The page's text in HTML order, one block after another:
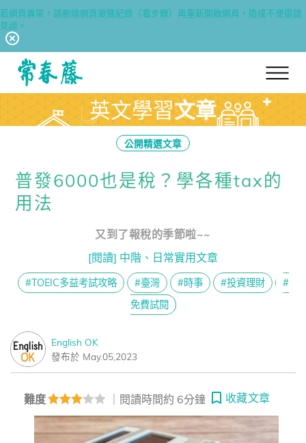
若網頁異常，請刪除網頁瀏覽紀錄（看步驟）再重新開啟網頁，造成不便還請
見諒。
回常春藤首頁 英文學習文章
公開精選文章
普發6000也是稅？學各種tax的
用法
又到了報稅的季節啦~~
[閱讀] 中階、日常實用文章
#TOEIC多益考試攻略 #臺灣 #時事 #投資理財
#
免費試閱
English OK
發布於 May.05,2023
難度 ｜閱讀時間約 6分鐘 收藏文章